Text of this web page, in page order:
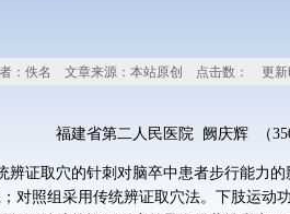
：佚名 文章来源：本站原创 点击数： 更新
福建省第二人民医院 阙庆辉 （
证取穴的针刺对脑卒中患者步行能力
对照组采用传统辨证取穴法。下肢运动